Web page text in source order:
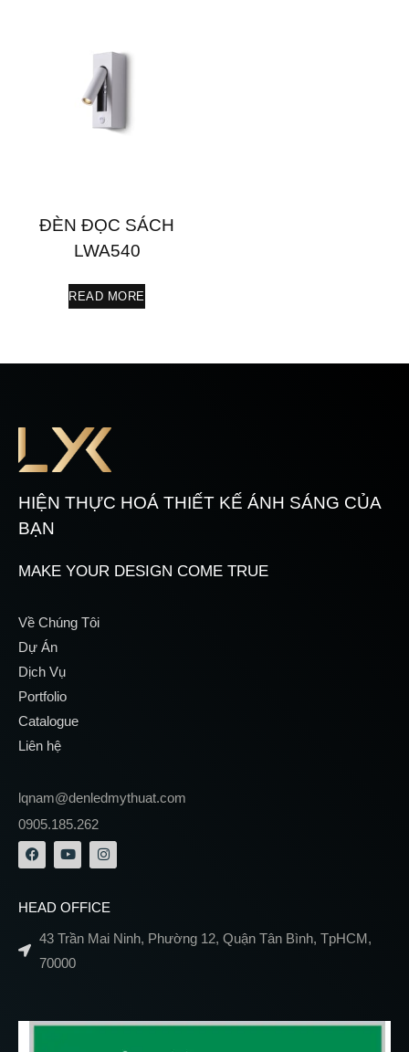
ĐÈN ĐỌC SÁCH
LWA540
READ MORE
HIỆN THỰC HOÁ THIẾT KẾ ÁNH SÁNG CỦA
BẠN
MAKE YOUR DESIGN COME TRUE
Về Chúng Tôi
Dự Án
Dịch Vụ
Portfolio
Catalogue
Liên hệ
lqnam@denledmythuat.com
0905.185.262
HEAD OFFICE
43 Trần Mai Ninh, Phường 12, Quận Tân Bình, TpHCM,
70000